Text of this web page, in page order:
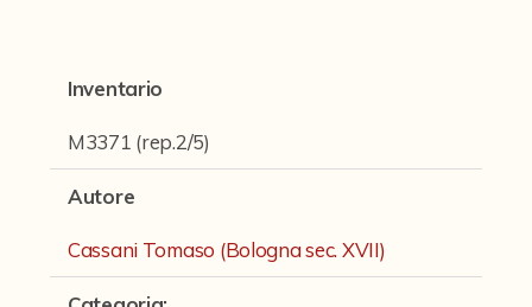
Manoscritti
Sculture
Inventario
M3371 (rep.2/5)
Autore
Cassani Tomaso (Bologna sec. XVII)